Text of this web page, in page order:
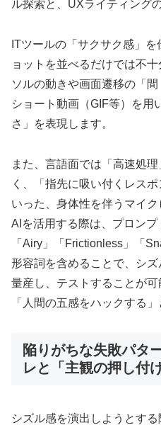
ル探索と、UXライティング
ITツールの「サクサク感」
ョットを並べるだけでは不
ソルの動きや画面遷移の「
ショート動画（GIF等）を用
さ」を表現します。
また、言語面では「高速処
く、「指先に吸い付くレス
いった、身体性を伴うマイ
AIを活用する際は、プロンプ
「Airy」「Frictionless」「
形容詞を含めることで、シ
量産し、テストすることが可
「人間の五感をハックする
陥りがちな失敗パタ
レと「主観の押し付け
シズル感を演出しようとす